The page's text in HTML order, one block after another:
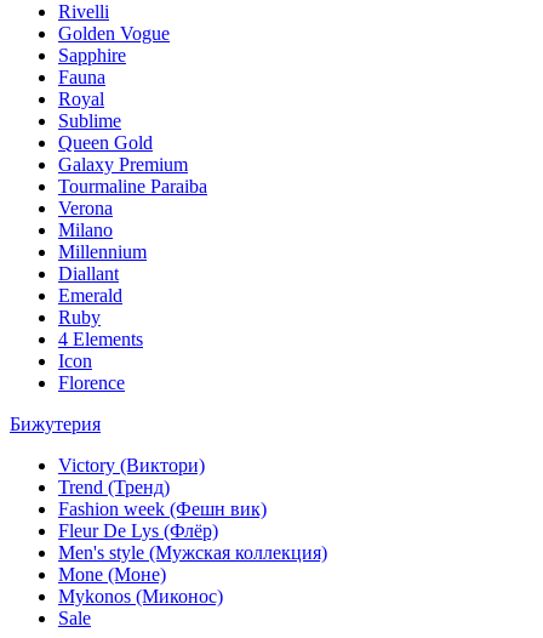
Rivelli
Golden Vogue
Sapphire
Fauna
Royal
Sublime
Queen Gold
Galaxy Premium
Tourmaline Paraiba
Verona
Milano
Millennium
Diallant
Emerald
Ruby
4 Elements
Icon
Florence
Бижутерия
Victory (Виктори)
Trend (Тренд)
Fashion week (Фешн вик)
Fleur De Lys (Флёр)
Men's style (Мужская коллекция)
Mone (Моне)
Mykonos (Миконос)
Sale